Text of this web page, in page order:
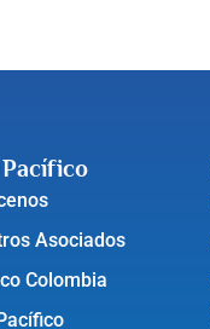
Pacífico
Asociados
Colombia